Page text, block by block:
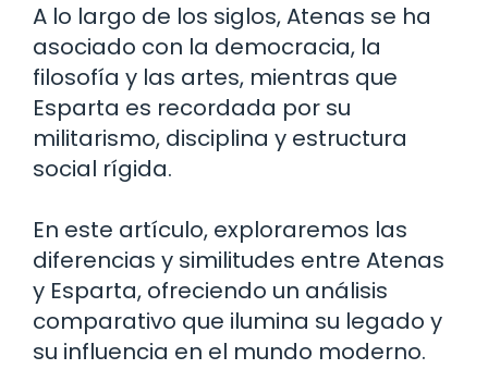
A lo largo de los siglos, Atenas se ha
asociado con la democracia, la
filosofía y las artes, mientras que
Esparta es recordada por su
militarismo, disciplina y estructura
social rígida.
En este artículo, exploraremos las
diferencias y similitudes entre Atenas
y Esparta, ofreciendo un análisis
comparativo que ilumina su legado y
su influencia en el mundo moderno.